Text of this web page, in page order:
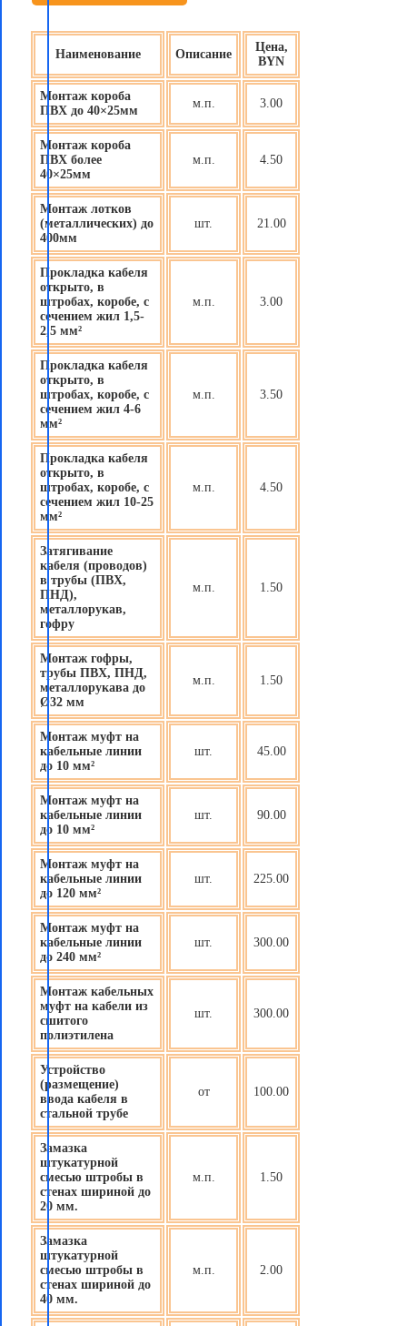
Наименование Описание
Цена,
BYN
Монтаж короба
ПВХ до 40×25мм
м.п. 3.00
Монтаж короба
ПВХ более
40×25мм
м.п. 4.50
Монтаж лотков
(металлических) до
400мм
шт. 21.00
Прокладка кабеля
открыто, в
штробах, коробе, с
сечением жил 1,5-
2,5 мм²
м.п. 3.00
Прокладка кабеля
открыто, в
штробах, коробе, с
сечением жил 4-6
мм²
м.п. 3.50
Прокладка кабеля
открыто, в
штробах, коробе, с
сечением жил 10-25
мм²
м.п. 4.50
Затягивание
кабеля (проводов)
в трубы (ПВХ,
ПНД),
металлорукав,
гофру
м.п. 1.50
Монтаж гофры,
трубы ПВХ, ПНД,
металлорукава до
Ø32 мм
м.п. 1.50
Монтаж муфт на
кабельные линии
до 10 мм²
шт. 45.00
Монтаж муфт на
кабельные линии
до 10 мм²
шт. 90.00
Монтаж муфт на
кабельные линии
до 120 мм²
шт. 225.00
Монтаж муфт на
кабельные линии
до 240 мм²
шт. 300.00
Монтаж кабельных
муфт на кабели из
сшитого
полиэтилена
шт. 300.00
Устройство
(размещение)
ввода кабеля в
стальной трубе
от 100.00
Замазка
штукатурной
смесью штробы в
стенах шириной до
20 мм.
м.п. 1.50
Замазка
штукатурной
смесью штробы в
стенах шириной до
40 мм.
м.п. 2.00